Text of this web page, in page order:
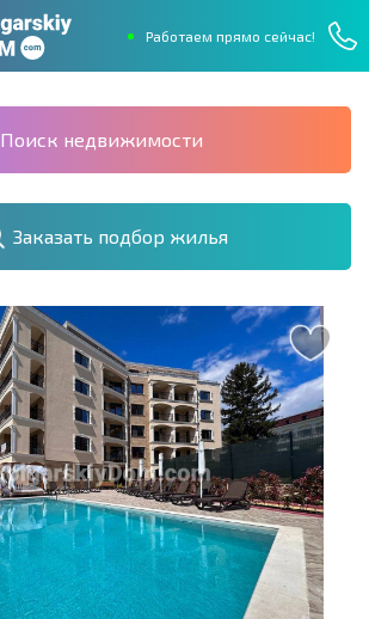
Работаем прямо сейчас!
Поиск недвижимости
Заказать подбор жилья